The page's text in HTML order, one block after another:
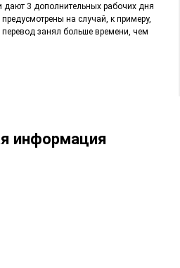
дают 3 дополнительных рабочих дня
на случай, к примеру,
перевод занял больше времени, чем
информация